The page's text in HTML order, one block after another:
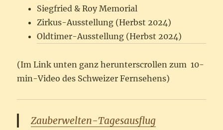
Siegfried & Roy Memorial
Zirkus-Ausstellung (Herbst 2024)
Oldtimer-Ausstellung (Herbst 2024)
(Im Link unten ganz herunterscrollen zum 10-
min-Video des Schweizer Fernsehens)
Zauberwelten-Tagesausflug